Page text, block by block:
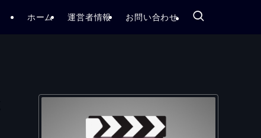
ホーム 運営者情報 お問い合わせ